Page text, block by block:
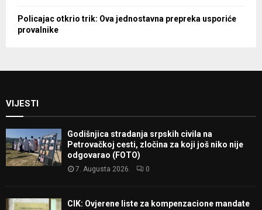
Policajac otkrio trik: Ova jednostavna prepreka usporiće
provalnike
VIJESTI
Godišnjica stradanja srpskih civila na
Petrovačkoj cesti, zločina za koji još niko nije
odgovarao (FOTO)
7. Augusta 2026. 0
CIK: Ovjerene liste za kompenzacione mandate